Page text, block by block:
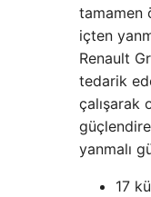
tamamen
içten
Renault
tedarik
çalışarak
yanmalı
17